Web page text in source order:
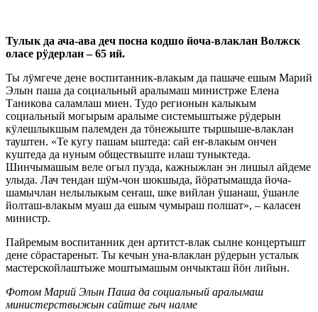
Тулык да ача-ава деч посна кодшо йоча-влаклан Волжск
оласе рӱдерлан – 65 ий.
Ты лӱмгече дене воспитанник-влакым да пашаче ешым Марий
Элын паша да социальный аралымаш министрже Елена
Таникова саламлаш миен. Тудо регионын калыкым
социальный могырым аралыме системыштыже рӱдерын
кӱлешлыкшым палемден да тӧнежыште тыршыше-влаклан
тауштен. «Те кугу пашам ыштеда: сай еҥ-влакым ончен
куштеда да нуным обществыште илаш туныктеда.
Шинчымашым веле огыл пуэда, кажныжлан эн лишыл айдеме
улыда. Лач тендан шӱм-чон шокшыда, йӧратымашда йоча-
шамычлан нелылыкым сеҥаш, шке вийлан ӱшанаш, ӱшанле
йолташ-влакым муаш да ешым чумыраш полшат», – каласен
министр.
Пайремым воспитанник ден артитст-влак сылне концертышт
дене сӧрастареныт. Ты кечын уна-влаклан рӱдерын усталык
мастерскойлаштыже моштымашым ончыкташ йӧн лийын.
Фотом Марий Элын Паша да социальный аралымаш
министерствыжын сайтше гыч налме